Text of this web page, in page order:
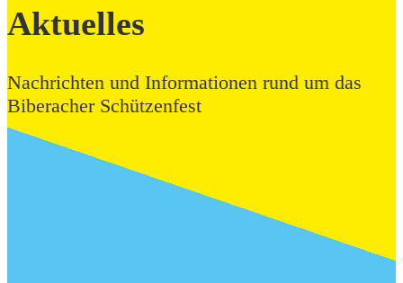
Aktuelles
Nachrichten und Informationen rund um das
Biberacher Schützenfest